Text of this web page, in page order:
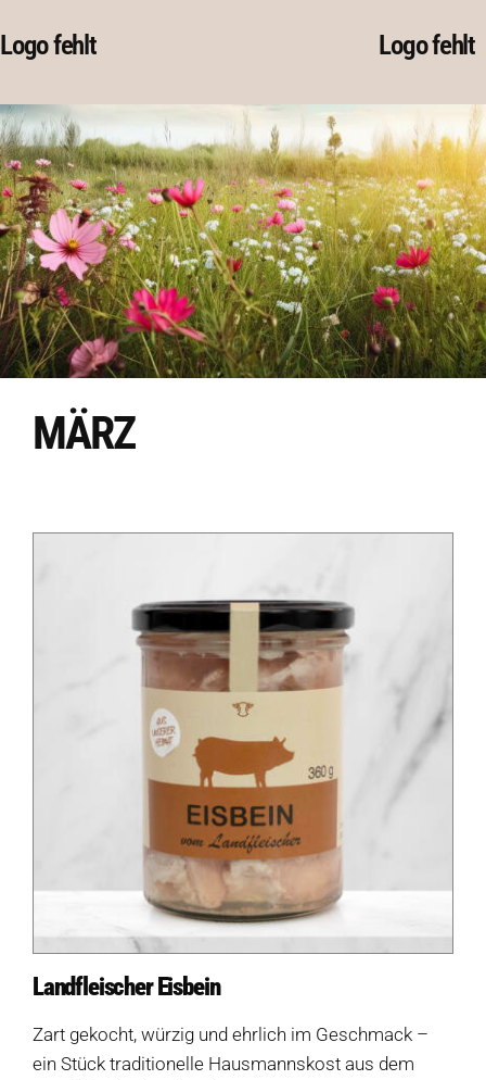
to
Logo fehlt Logo fehlt
MÄRZ
Landfleischer Eisbein
Zart gekocht, würzig und ehrlich im Geschmack –
ein Stück traditionelle Hausmannskost aus dem